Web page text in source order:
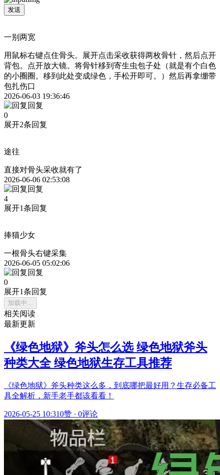
发送
一别两宽
用鼠标右键点住骨头。展开点击采收获得两枚骨针，然后点开
背包。点开放大镜。将骨针移到寄生虫包子处（就是有个白色
的小圈圈。移到此处变成绿色，手松开即可。）然后再拿绷带
包扎伤口
2026-06-03 19:36:46
回复
0
展开2条回复
途往
直接对骨头采收就有了
2026-06-06 02:53:08
回复
4
展开1条回复
捧猫少女
一根骨头右键采集
2026-06-05 05:02:06
回复
0
展开1条回复
加载中...
相关阅读
最新更新
《绿色地狱》斧头怎么选 绿色地狱斧头
种类大全 绿色地狱生存工具推荐
《绿色地狱》斧头种类这么多，到底哪把最好用？生存必备工
具全解析，新手老手都该看看！
2026-05-25 10:310赞 · 0评论